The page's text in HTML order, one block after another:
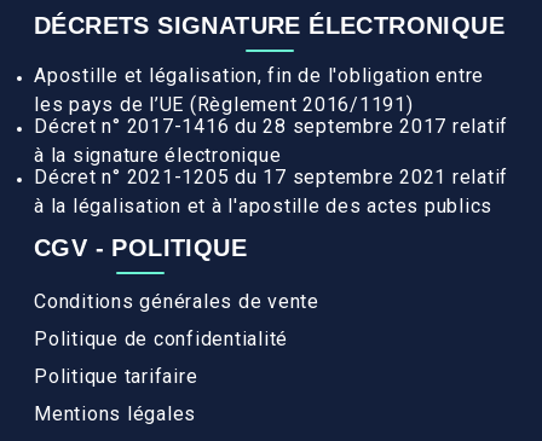
DÉCRETS SIGNATURE ÉLECTRONIQUE
Apostille et légalisation, fin de l'obligation entre
les pays de l’UE (Règlement 2016/1191)
Décret n° 2017-1416 du 28 septembre 2017 relatif
à la signature électronique
Décret n° 2021-1205 du 17 septembre 2021 relatif
à la légalisation et à l'apostille des actes publics
CGV - POLITIQUE
Conditions générales de vente
Politique de confidentialité
Politique tarifaire
Mentions légales